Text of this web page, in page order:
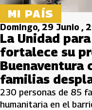
MI PAÍS
Domingo, 29 Junio ,
La Unidad
fortalece su
Buenaventura
familias
230 personas de 85
humanitaria en el